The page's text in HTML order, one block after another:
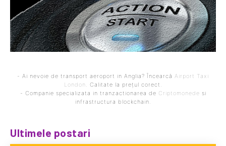
- Ai nevoie de transport aeroport in Anglia? Încearcă Airport Taxi
London
. Calitate la prețul corect.
- Companie specializata in tranzactionarea de Criptomonede si
infrastructura blockchain.
Ultimele postari